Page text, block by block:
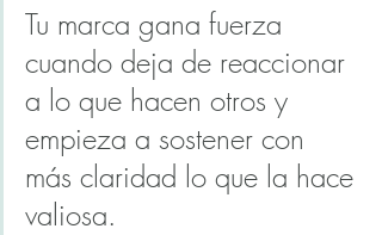
Tu marca gana fuerza
cuando deja de reaccionar
a lo que hacen otros y
empieza a sostener con
más claridad lo que la hace
valiosa.